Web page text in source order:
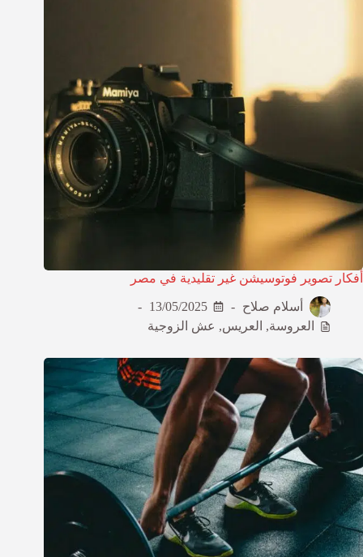
أفكار تصوير فوتوسيشن غير تقليدية في مصر
أسلام صلاح
13/05/2025
العروسة, العريس, عش الزوجية